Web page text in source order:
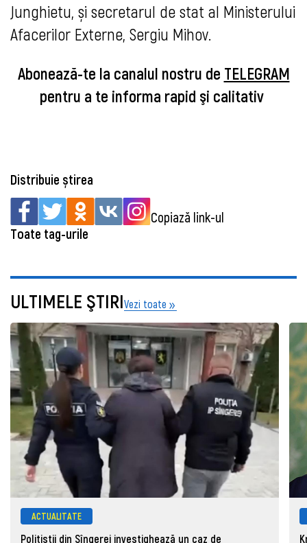
Junghietu, și secretarul de stat al Ministerului
Afacerilor Externe, Sergiu Mihov.
Abonează-te la canalul nostru de TELEGRAM
pentru a te informa rapid şi calitativ
Distribuie știrea
Copiază link-ul
Toate tag-urile
ULTIMELE ŞTIRIVezi toate
ACTUALITATE
Polițiștii din Sîngerei investighează un caz de